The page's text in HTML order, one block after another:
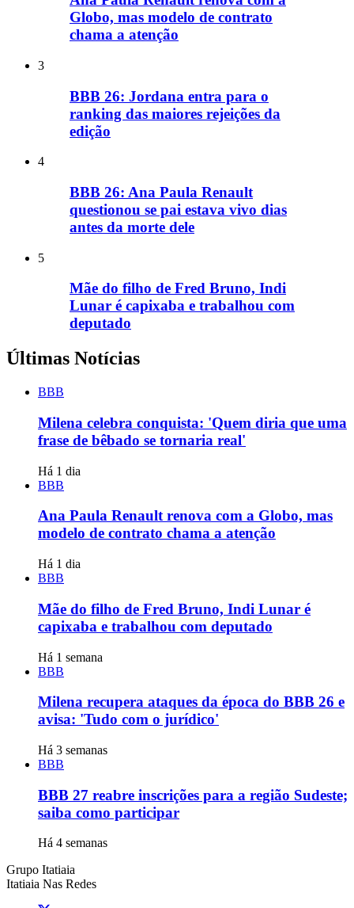
Globo, mas modelo de contrato
chama a atenção
3
BBB 26: Jordana entra para o
ranking das maiores rejeições da
edição
4
BBB 26: Ana Paula Renault
questionou se pai estava vivo dias
antes da morte dele
5
Mãe do filho de Fred Bruno, Indi
Lunar é capixaba e trabalhou com
deputado
Últimas Notícias
BBB
Milena celebra conquista: 'Quem diria que uma
frase de bêbado se tornaria real'
Há 1 dia
BBB
Ana Paula Renault renova com a Globo, mas
modelo de contrato chama a atenção
Há 1 dia
BBB
Mãe do filho de Fred Bruno, Indi Lunar é
capixaba e trabalhou com deputado
Há 1 semana
BBB
Milena recupera ataques da época do BBB 26 e
avisa: 'Tudo com o jurídico'
Há 3 semanas
BBB
BBB 27 reabre inscrições para a região Sudeste;
saiba como participar
Há 4 semanas
Grupo Itatiaia
Itatiaia Nas Redes